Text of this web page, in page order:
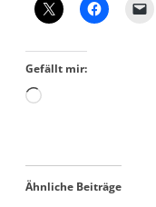
Gefällt mir:
Ähnliche Beiträge